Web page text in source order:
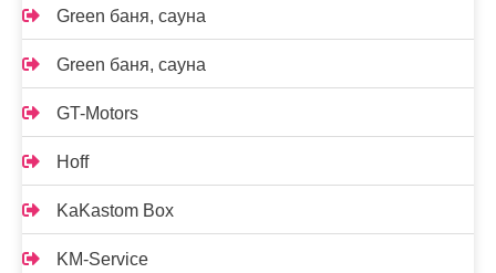
Green баня, сауна
Green баня, сауна
GT-Motors
Hoff
KaKastom Box
KM-Service